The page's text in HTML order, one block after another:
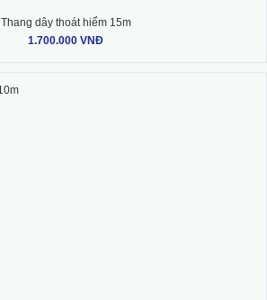
Thang dây thoát hiểm 15m
1.700.000 VNĐ